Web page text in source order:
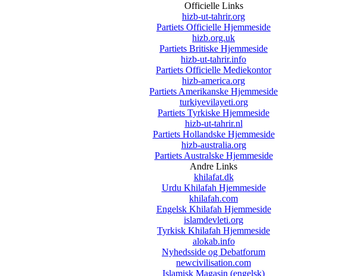
Officielle Links
hizb-ut-tahrir.org
Partiets Officielle Hjemmeside
hizb.org.uk
Partiets Britiske Hjemmeside
hizb-ut-tahrir.info
Partiets Officielle Mediekontor
hizb-america.org
Partiets Amerikanske Hjemmeside
turkiyevilayeti.org
Partiets Tyrkiske Hjemmeside
hizb-ut-tahrir.nl
Partiets Hollandske Hjemmeside
hizb-australia.org
Partiets Australske Hjemmeside
Andre Links
khilafat.dk
Urdu Khilafah Hjemmeside
khilafah.com
Engelsk Khilafah Hjemmeside
islamdevleti.org
Tyrkisk Khilafah Hjemmeside
alokab.info
Nyhedsside og Debatforum
newcivilisation.com
Islamisk Magasin (engelsk)